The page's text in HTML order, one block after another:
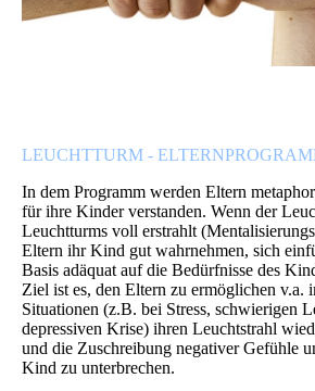
LEUCHTTURM -
In dem Programm werden Eltern
für ihre Kinder verstanden. Wenn der
Leuchtturms voll erstrahlt
Eltern ihr Kind gut wahrnehmen, sich
Basis adäquat auf die Bedürfnisse des
Ziel ist es, den Eltern zu ermöglichen v.a.
Situationen (z.B. bei Stress, schwierigen
depressiven Krise) ihren Leuchtstrahl
und die Zuschreibung negativer Gefühle
Kind zu unterbrechen.